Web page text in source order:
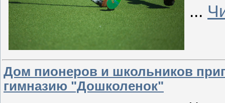
...
Дом пионеров и школьников
гимназию "Дошколенок"